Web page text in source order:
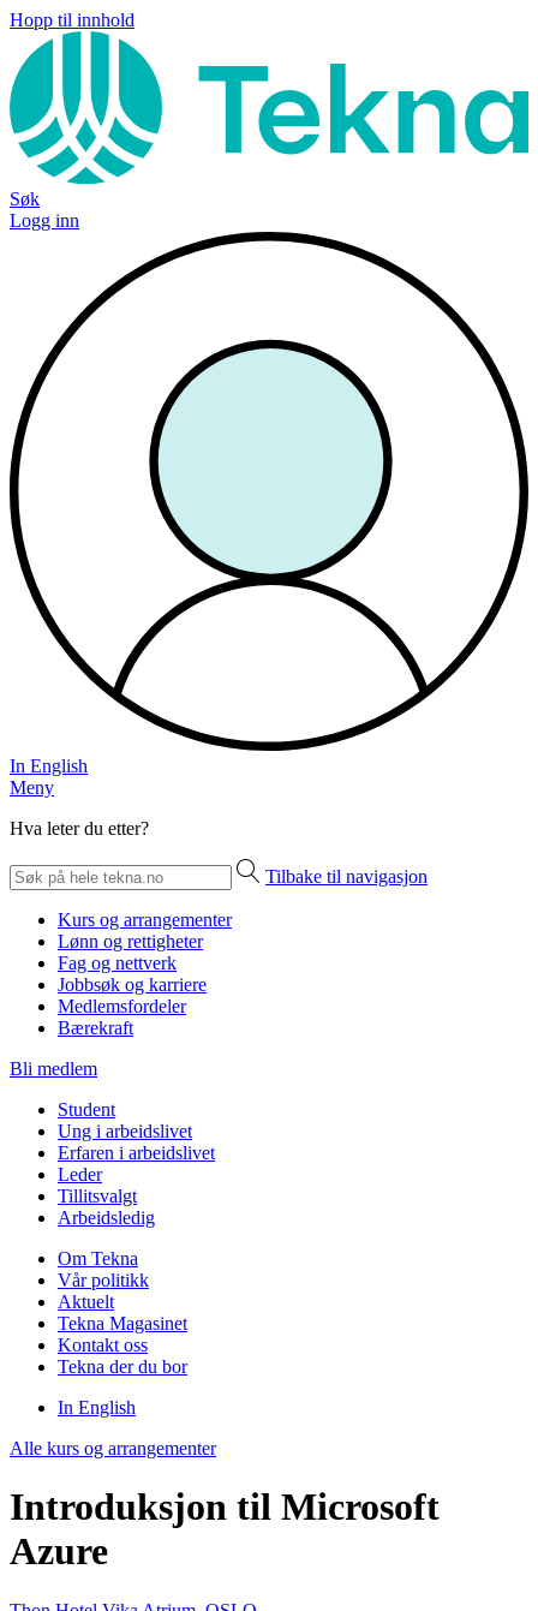
Hopp til innhold
Søk
Logg inn
In English
Meny
Hva leter du etter?
Tilbake til navigasjon
Kurs og arrangementer
Lønn og rettigheter
Fag og nettverk
Jobbsøk og karriere
Medlemsfordeler
Bærekraft
Bli medlem
Student
Ung i arbeidslivet
Erfaren i arbeidslivet
Leder
Tillitsvalgt
Arbeidsledig
Om Tekna
Vår politikk
Aktuelt
Tekna Magasinet
Kontakt oss
Tekna der du bor
In English
Alle kurs og arrangementer
Introduksjon til Microsoft
Azure